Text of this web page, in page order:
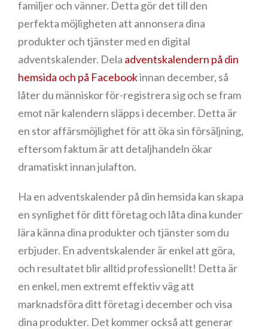
familjer och vänner. Detta gör det till den
perfekta möjligheten att annonsera dina
produkter och tjänster med en digital
adventskalender. Dela adventskalendern på din
hemsida och på Facebookinnan december, så
låter du människor för-registrera sig och se fram
emot när kalendern släpps i december. Detta är
en stor affärsmöjlighet för att öka sin försäljning,
eftersom faktum är att detaljhandeln ökar
dramatiskt innan julafton.
Ha en adventskalender på din hemsida kan skapa
en synlighet för ditt företag och låta dina kunder
lära känna dina produkter och tjänster som du
erbjuder. En adventskalender är enkel att göra,
och resultatet blir alltid professionellt! Detta är
en enkel, men extremt effektiv väg att
marknadsföra ditt företag i december och visa
dina produkter. Det kommer också att generar